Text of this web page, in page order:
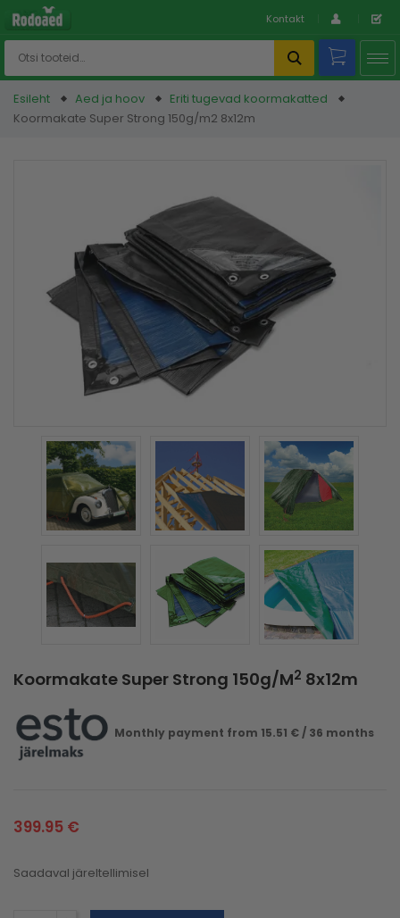
Kontakt
Esileht Aed ja hoov
Eriti tugevad koormakatted
Koormakate Super Strong 150g/m2 8x12m
Koormakate Super Strong 150g/m2 8x12m
Monthly payment from 15.51 €/ 36 months
399.95 €
Saadaval järeltellimisel